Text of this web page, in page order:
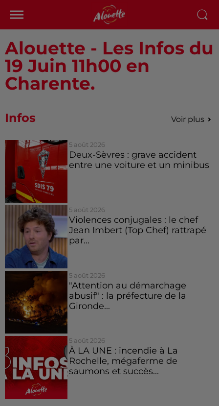
Alouette - Les Infos du
19 Juin 11h00 en
Charente.
Infos Voir plus
5 août 2026
Deux-Sèvres : grave accident
entre une voiture et un minibus
5 août 2026
Violences conjugales : le chef
Jean Imbert (Top Chef) rattrapé
par...
5 août 2026
"Attention au démarchage
abusif" : la préfecture de la
Gironde...
5 août 2026
À LA UNE : incendie à La
Rochelle, mégaferme de
saumons et succès...